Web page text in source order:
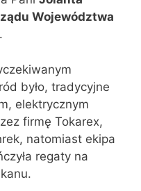
Województwa
.
było, tradycyjne
elektrycznym
firmę Tokarex,
natomiast ekipa
regaty na